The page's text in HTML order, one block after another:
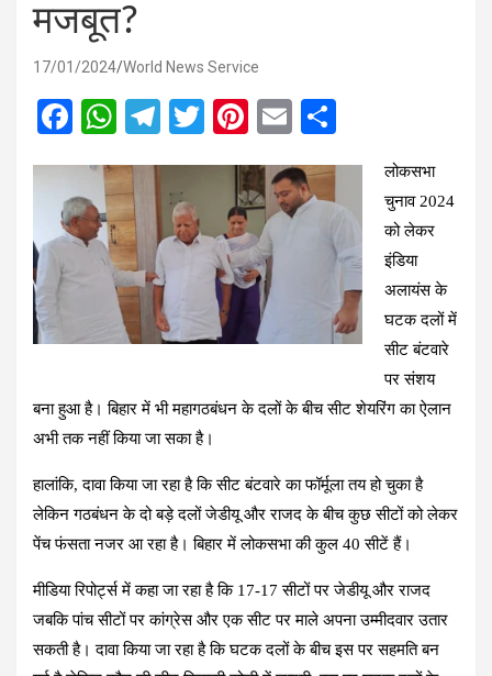
मजबूत?
17/01/2024 World News Service
F
ce
b
o
k
W
at
s
A
p
p
T
e
gr
a
m
T
er
Pi
er
es
t
E
ail
e
लोकसभा
चुनाव 2024
को लेकर
इंडिया
अलायंस के
घटक दलों में
सीट बंटवारे
पर संशय
बना हुआ है। बिहार में भी महागठबंधन के दलों के बीच सीट शेयरिंग का ऐलान
अभी तक नहीं किया जा सका है।
हालांकि, दावा किया जा रहा है कि सीट बंटवारे का फॉर्मूला तय हो चुका है
लेकिन गठबंधन के दो बड़े दलों जेडीयू और राजद के बीच कुछ सीटों को लेकर
पेंच फंसता नजर आ रहा है। बिहार में लोकसभा की कुल 40 सीटें हैं।
मीडिया रिपोर्ट्स में कहा जा रहा है कि 17-17 सीटों पर जेडीयू और राजद
जबकि पांच सीटों पर कांग्रेस और एक सीट पर माले अपना उम्मीदवार उतार
सकती है। दावा किया जा रहा है कि घटक दलों के बीच इस पर सहमति बन